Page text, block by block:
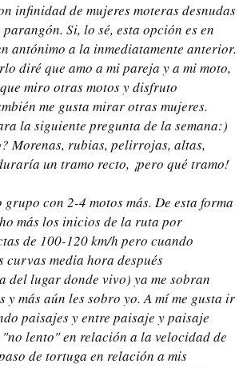
infinidad de mujeres moteras desnudas
Si, lo sé, esta opción es en
antónimo a la inmediatamente anterior.
diré que amo a mi pareja y a mi moto,
miro otras motos y disfruto
me gusta mirar otras mujeres.
la siguiente pregunta de la semana:)
Morenas, rubias, pelirrojas, altas,
un tramo recto, ¡pero qué tramo!
grupo con 2-4 motos más. De esta forma
más los inicios de la ruta por
de 100-120 km/h pero cuando
curvas media hora después
del lugar donde vivo) ya me sobran
y más aún les sobro yo. A mí me gusta ir
paisajes y entre paisaje y paisaje
lento" en relación a la velocidad de
de tortuga en relación a mis